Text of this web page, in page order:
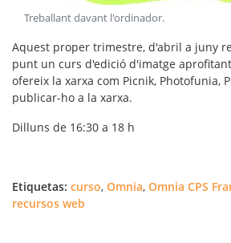
Treballant davant l'ordinador.
Aquest proper trimestre, d'abril a juny
punt un curs d'edició d'imatge
ofereix la xarxa com Picnik, Photofunia,
publicar-ho a la xarxa.
Dilluns de 16:30 a 18 h
Etiquetas: curso, Omnia, Omnia CPS
recursos web